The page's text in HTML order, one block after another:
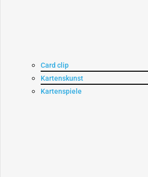
Card clip
Kartenskunst
Kartenspiele